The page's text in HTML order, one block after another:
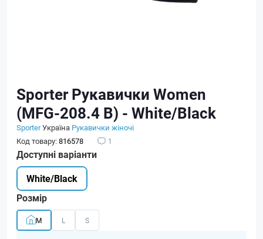
Sporter Рукавички Women
(MFG-208.4 B) - White/Black
SporterУкраїна Рукавички жіночі
Код товару:816578 1
Доступні варіанти
White/Black
Розмір
M L S